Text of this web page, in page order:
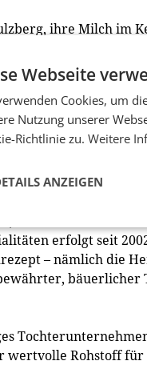
ihre Milch im
der Jahre wurden
Am 24. März 1893
1953 erfolgte
das
weitere Bauern –
Tirol und dem
Zell am Ziller in Tirol
erfolgt seit
– nämlich die
bäuerlicher
Rohstoff für
Webseite
Cookies, um
Nutzung unserer
Richtlinie zu. Weitere
ANZEIGEN